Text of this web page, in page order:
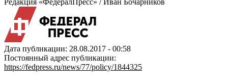
Редакция «ФедералПресс» /Иван Бочарников
Дата публикации: 28.08.2017 - 00:58
Постоянный адрес публикации:
https://fedpress.ru/news/77/policy/1844325